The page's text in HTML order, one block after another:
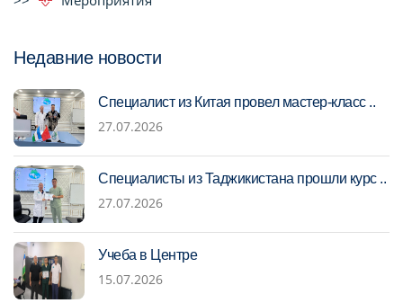
Недавние новости
Специалист из Китая провел мастер-класс ..
27.07.2026
Специалисты из Таджикистана прошли курс ..
27.07.2026
Учеба в Центре
15.07.2026